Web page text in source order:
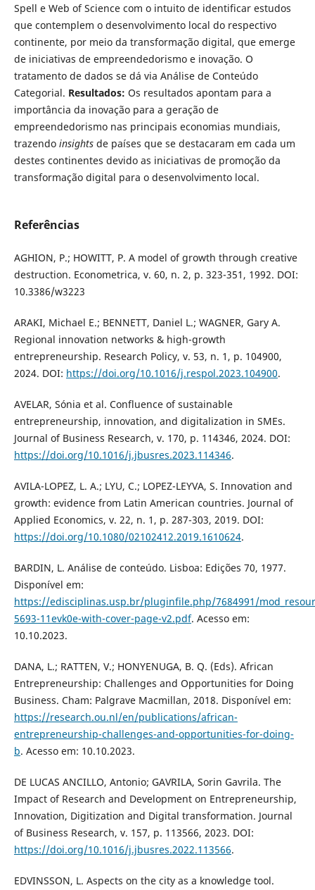
Spell e Web of Science com o intuito de identificar estudos
que contemplem o desenvolvimento local do respectivo
continente, por meio da transformação digital, que emerge
de iniciativas de empreendedorismo e inovação. O
tratamento de dados se dá via Análise de Conteúdo
Categorial. Resultados: Os resultados apontam para a
importância da inovação para a geração de
empreendedorismo nas principais economias mundiais,
trazendo insightsde países que se destacaram em cada um
destes continentes devido as iniciativas de promoção da
transformação digital para o desenvolvimento local.
Referências
AGHION, P.; HOWITT, P. A model of growth through creative
destruction. Econometrica, v. 60, n. 2, p. 323-351, 1992. DOI:
10.3386/w3223
ARAKI, Michael E.; BENNETT, Daniel L.; WAGNER, Gary A.
Regional innovation networks & high-growth
entrepreneurship. Research Policy, v. 53, n. 1, p. 104900,
2024. DOI: https://doi.org/10.1016/j.respol.2023.104900.
AVELAR, Sónia et al. Confluence of sustainable
entrepreneurship, innovation, and digitalization in SMEs.
Journal of Business Research, v. 170, p. 114346, 2024. DOI:
https://doi.org/10.1016/j.jbusres.2023.114346.
AVILA-LOPEZ, L. A.; LYU, C.; LOPEZ-LEYVA, S. Innovation and
growth: evidence from Latin American countries. Journal of
Applied Economics, v. 22, n. 1, p. 287-303, 2019. DOI:
https://doi.org/10.1080/02102412.2019.1610624.
BARDIN, L. Análise de conteúdo. Lisboa: Edições 70, 1977.
Disponível em:
https://edisciplinas.usp.br/pluginfile.php/7684991/
5693-11evk0e-with-cover-page-v2.pdf. Acesso em:
10.10.2023.
DANA, L.; RATTEN, V.; HONYENUGA, B. Q. (Eds). African
Entrepreneurship: Challenges and Opportunities for Doing
Business. Cham: Palgrave Macmillan, 2018. Disponível em:
https://research.ou.nl/en/publications/african-
entrepreneurship-challenges-and-opportunities-for-doing-
b. Acesso em: 10.10.2023.
DE LUCAS ANCILLO, Antonio; GAVRILA, Sorin Gavrila. The
Impact of Research and Development on Entrepreneurship,
Innovation, Digitization and Digital transformation. Journal
of Business Research, v. 157, p. 113566, 2023. DOI:
https://doi.org/10.1016/j.jbusres.2022.113566.
EDVINSSON, L. Aspects on the city as a knowledge tool.